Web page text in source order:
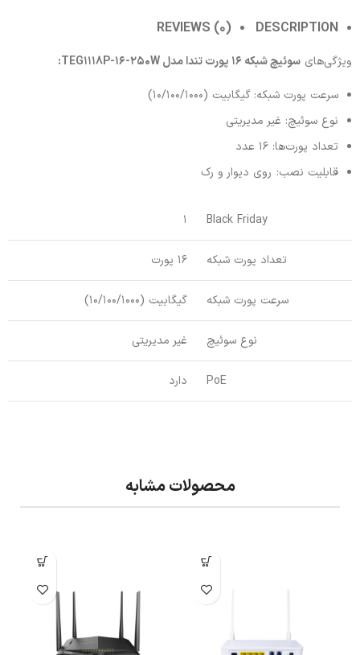
DESCRIPTION
REVIEWS (0)
ویژگی‌‌های سوئیچ شبکه 16 پورت تندا مدل TEG1118P-16-250W:
سرعت پورت شبکه: گیگابیت (10/100/1000)
نوع سوئیچ: غیر مدیریتی
تعداد پورت‌ها: 16 عدد
قابلیت نصب: روی دیوار و رک
Black Friday
1
تعداد پورت شبکه 16 پورت
سرعت پورت شبکه گیگابیت (10/100/1000)
نوع سوئیچ غیر مدیریتی
PoE دارد
محصولات مشابه